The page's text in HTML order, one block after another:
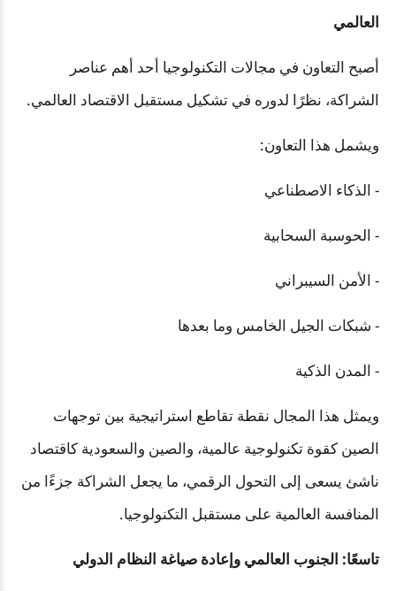
العالمي
أصبح التعاون في مجالات التكنولوجيا أحد أهم عناصر
الشراكة، نظرًا لدوره في تشكيل مستقبل الاقتصاد العالمي.
ويشمل هذا التعاون:
- الذكاء الاصطناعي
- الحوسبة السحابية
- الأمن السيبراني
- شبكات الجيل الخامس وما بعدها
- المدن الذكية
ويمثل هذا المجال نقطة تقاطع استراتيجية بين توجهات
الصين كقوة تكنولوجية عالمية، والصين والسعودية كاقتصاد
ناشئ يسعى إلى التحول الرقمي، ما يجعل الشراكة جزءًا من
المنافسة العالمية على مستقبل التكنولوجيا.
تاسعًا: الجنوب العالمي وإعادة صياغة النظام الدولي